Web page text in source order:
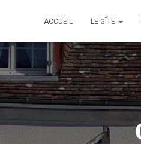
ACCUEIL LE GÎTE